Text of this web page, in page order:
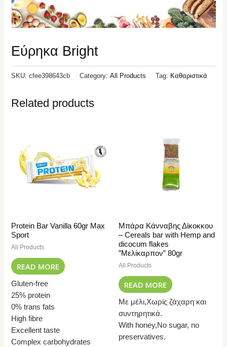
Εύρηκα Bright
SKU:cfee398643cb Category:All Products Tag: Καθαριστικά
Related products
Protein Bar Vanilla 60gr Max
Sport
All Products
READ MORE
Gluten-free
25% protein
0% trans fats
High fibre
Excellent taste
Complex carbohydrates
Μπάρα Κάνναβης Δίκοκκου
– Cereals bar with Hemp and
dicocum flakes
”Μελίκαρπον” 80gr
All Products
READ MORE
Με μέλι,Χωρίς ζάχαρη και
συντηρητικά.
With honey,No sugar, no
preservatives.